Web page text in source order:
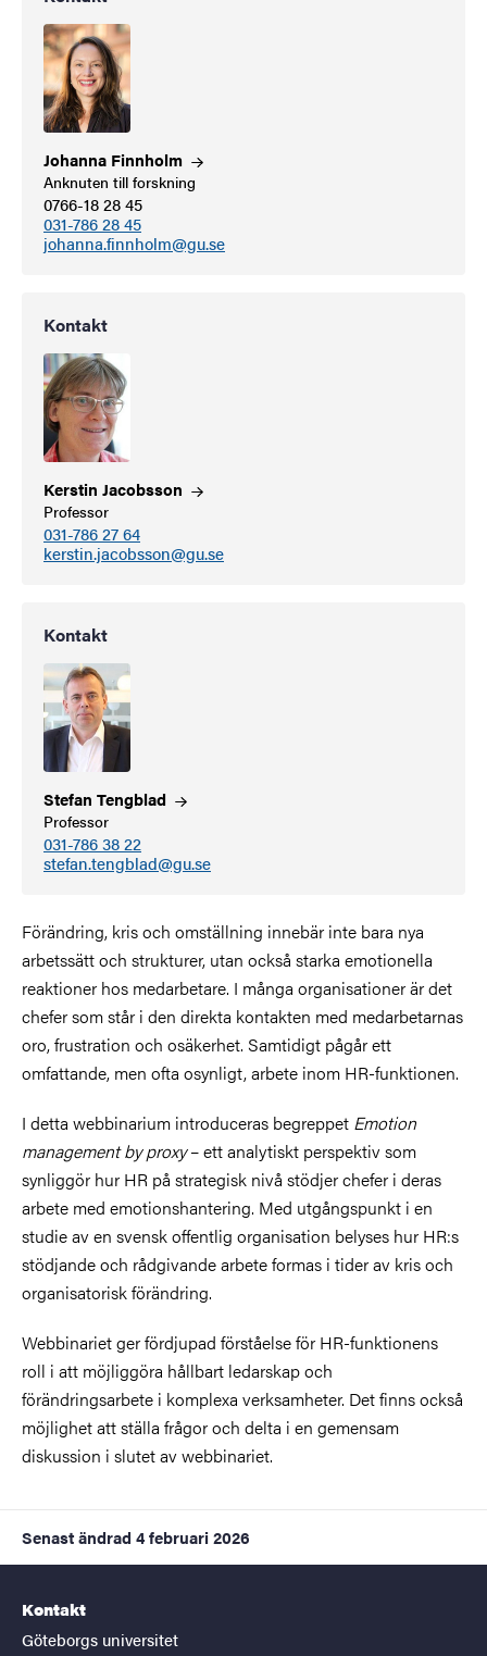
Johanna Finnholm
Anknuten till forskning
0766-18 28 45
031-786 28 45
johanna.finnholm@gu.se
Kontakt
Kerstin Jacobsson
Professor
031-786 27 64
kerstin.jacobsson@gu.se
Kontakt
Stefan Tengblad
Professor
031-786 38 22
stefan.tengblad@gu.se
Förändring, kris och omställning innebär inte bara nya
arbetssätt och strukturer, utan också starka emotionella
reaktioner hos medarbetare. I många organisationer är det
chefer som står i den direkta kontakten med medarbetarnas
oro, frustration och osäkerhet. Samtidigt pågår ett
omfattande, men ofta osynligt, arbete inom HR-funktionen.
I detta webbinarium introduceras begreppet Emotion
management by proxy– ett analytiskt perspektiv som
synliggör hur HR på strategisk nivå stödjer chefer i deras
arbete med emotionshantering. Med utgångspunkt i en
studie av en svensk offentlig organisation belyses hur HR:s
stödjande och rådgivande arbete formas i tider av kris och
organisatorisk förändring.
Webbinariet ger fördjupad förståelse för HR-funktionens
roll i att möjliggöra hållbart ledarskap och
förändringsarbete i komplexa verksamheter. Det finns också
möjlighet att ställa frågor och delta i en gemensam
diskussion i slutet av webbinariet.
Senast ändrad 4 februari 2026
Kontakt
Göteborgs universitet